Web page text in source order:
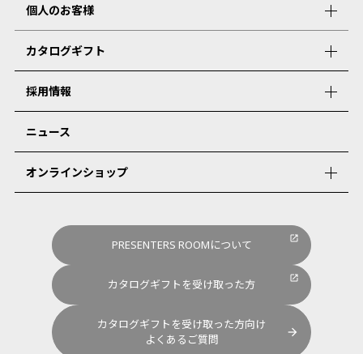
個人のお客様
カタログギフト
採用情報
ニュース
オンラインショップ
PRESENTERS ROOMについて
カタログギフトを受け取った方
カタログギフトを受け取った方向け
よくあるご質問